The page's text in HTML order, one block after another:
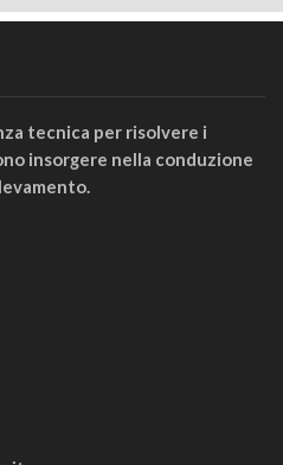
tecnica per risolvere i
insorgere nella conduzione